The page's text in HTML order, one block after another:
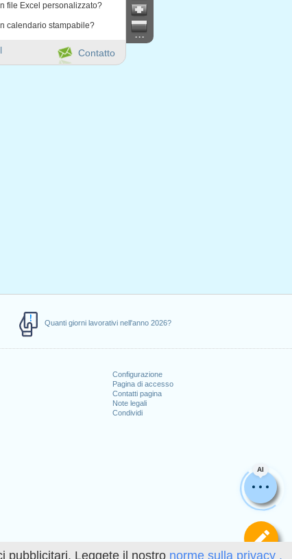
pubblicitari. Leggete il nostro norme sulla privacy .
Quanti giorni lavorativi nell'anno 2026?
Configurazione
Pagina di accesso
Contatti pagina
Note legali
Condividi
file Excel personalizzato?
calendario stampabile?
AI
...
Contatto